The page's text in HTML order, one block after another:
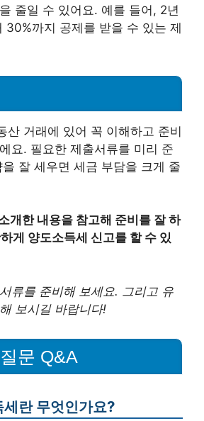
줄일 수 있어요. 예를 들어, 2년
30%까지 공제를 받을 수 있는 제
산 거래에 있어 꼭 이해하고 준비
요. 필요한 제출서류를 미리 준
잘 세우면 세금 부담을 크게 줄
개한 내용을 참고해 준비를 잘 하
게 양도소득세 신고를 할 수 있
류를 준비해 보세요. 그리고 유
보시길 바랍니다!
문 Q&A
란 무엇인가요?